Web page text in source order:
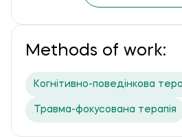
Methods of work:
Когнітивно-поведінкова
Травма-фокусована терапія